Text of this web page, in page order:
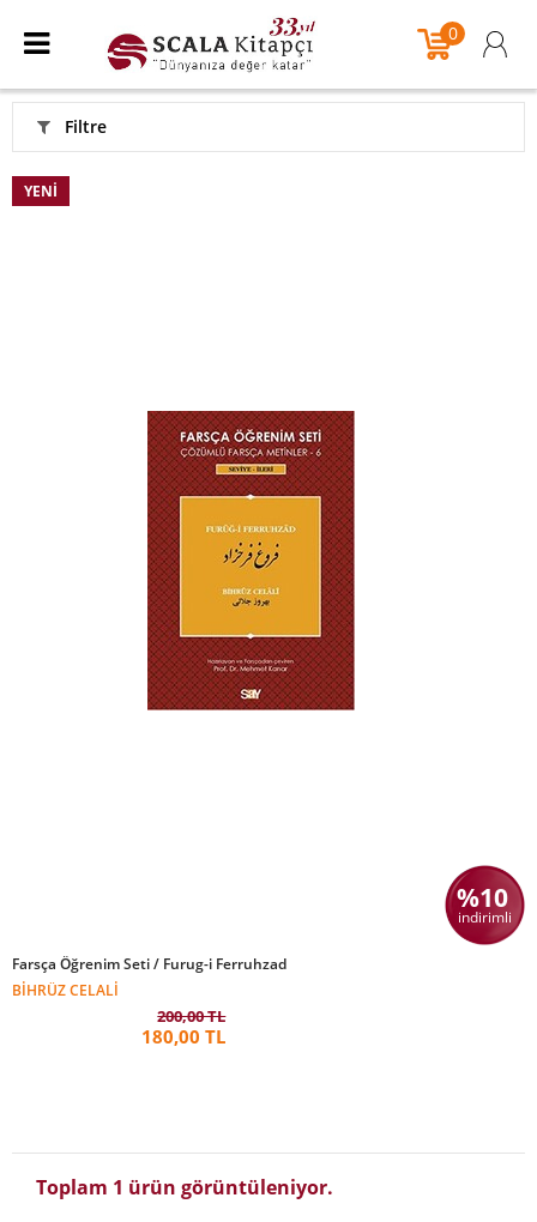
0
Filtre
%10
indirimli
YENI
Farsça Öğrenim Seti / Furug-i Ferruhzad
BIHRÜZ CELALI
200,00 TL
180,00 TL
Toplam 1 ürün görüntüleniyor.